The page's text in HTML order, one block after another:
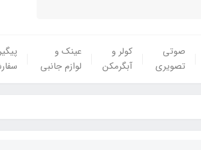
صوتی
تصویری
کولر و
آبگرمکن
عینک و
لوازم جانبی